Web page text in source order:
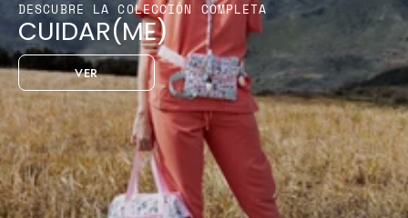
DESCUBRE LA COLECCIÓN COMPLETA
CUIDAR(ME)
VER